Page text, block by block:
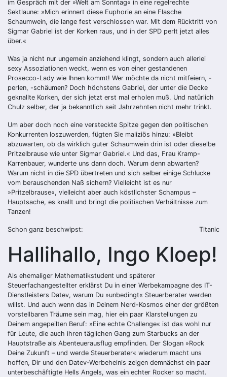
im Gespräch mit der »Welt am Sonntag« in eine regelrechte
Sektlaune: »Mich erinnert diese Euphorie an eine Flasche
Schaumwein, die lange fest verschlossen war. Mit dem Rücktritt von
Sigmar Gabriel ist der Korken raus, und in der SPD perlt jetzt alles
über.«
Was ja nicht nur ungemein anziehend klingt, sondern auch allerlei
sexy Assoziationen weckt, wenn es von einer gestandenen
Prosecco-Lady wie Ihnen kommt! Wer möchte da nicht mitfeiern, -
perlen, -schäumen? Doch höchstens Gabriel, der unter die Decke
geknallte Korken, der sich jetzt erst mal erholen muß. Und natürlich
Chulz selber, der ja bekanntlich seit Jahrzehnten nicht mehr trinkt.
Um aber doch noch eine versteckte Spitze gegen den politischen
Konkurrenten loszuwerden, fügten Sie maliziös hinzu: »Bleibt
abzuwarten, ob da wirklich guter Schaumwein drin ist oder dieselbe
Pritzelbrause wie unter Sigmar Gabriel.« Und das, Frau Kramp-
Karrenbauer, wunderte uns dann doch. Warum denn abwarten?
Warum nicht in die SPD übertreten und sich selber einige Schlucke
vom berauschenden Naß sichern? Vielleicht ist es nur
»Pritzelbrause«, vielleicht aber auch köstlichster Schampus –
Hauptsache, es knallt und bringt die politischen Verhältnisse zum
Tanzen!
Schon ganz beschwipst: Titanic
Hallihallo, Ingo Kloep!
Als ehemaliger Mathematikstudent und späterer
Steuerfachangestellter erklärst Du in einer Werbekampagne des IT-
Dienstleisters Datev, warum Du »unbedingt« Steuerberater werden
willst. Und auch wenn das in Deinem Nerd-Kosmos einer der größten
vorstellbaren Träume sein mag, hier ein paar Klarstellungen zu
Deinem angepeilten Beruf: »Eine echte Challenge« ist das wohl nur
für Leute, die auch ihren täglichen Gang zum Starbucks an der
Hauptstraße als Abenteuerausflug empfinden. Der Slogan »Rock
Deine Zukunft – und werde Steuerberater« wiederum macht uns
hoffen, Dir und den Datev-Werbeheinis zeigen demnächst ein paar
unterbeschäftigte Hells Angels, was ein echter Rocker so macht.